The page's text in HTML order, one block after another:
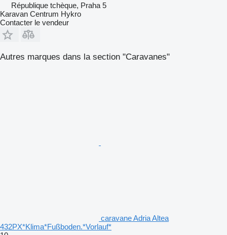
République tchèque, Praha 5
Karavan Centrum Hykro
Contacter le vendeur
Autres marques dans la section "Caravanes"
caravane Adria Altea
432PX*Klima*Fußboden.*Vorlauf*